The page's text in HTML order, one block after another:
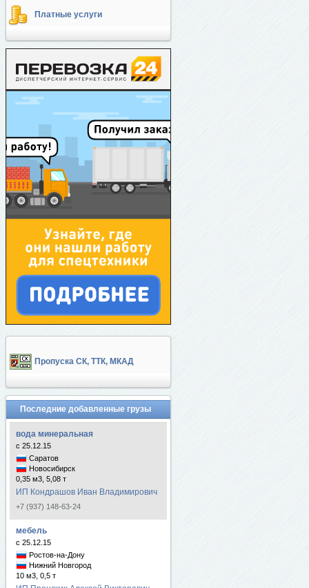
Платные услуги
Пропуска СК, ТТК, МКАД
Последние добавленные грузы
вода минеральная
с 25.12.15
Саратов
Новосибирск
0,35 м3, 5,08 т
ИП Кондрашов Иван Владимирович
+7 (937) 148-63-24
мебель
с 25.12.15
Ростов-на-Дону
Нижний Новгород
10 м3, 0,5 т